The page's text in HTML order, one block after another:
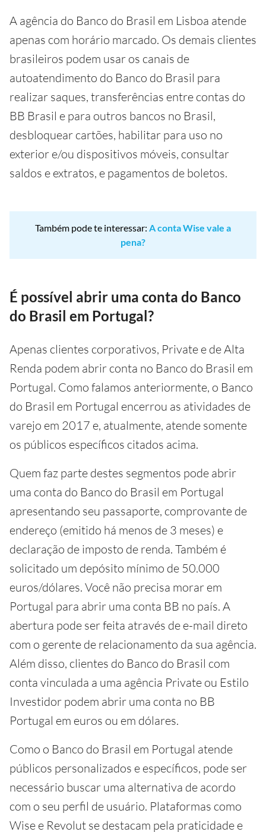
A agência do Banco do Brasil em Lisboa atende
apenas com horário marcado. Os demais clientes
brasileiros podem usar os canais de
autoatendimento do Banco do Brasil para
realizar saques, transferências entre contas do
BB Brasil e para outros bancos no Brasil,
desbloquear cartões, habilitar para uso no
exterior e/ou dispositivos móveis, consultar
saldos e extratos, e pagamentos de boletos.
Também pode te interessar: A conta Wise vale a
pena?
É possível abrir uma conta do Banco
do Brasil em Portugal?
Apenas clientes corporativos, Private e de Alta
Renda podem abrir conta no Banco do Brasil em
Portugal. Como falamos anteriormente, o Banco
do Brasil em Portugal encerrou as atividades de
varejo em 2017 e, atualmente, atende somente
os públicos específicos citados acima.
Quem faz parte destes segmentos pode abrir
uma conta do Banco do Brasil em Portugal
apresentando seu passaporte, comprovante de
endereço (emitido há menos de 3 meses) e
declaração de imposto de renda. Também é
solicitado um depósito mínimo de 50.000
euros/dólares. Você não precisa morar em
Portugal para abrir uma conta BB no país. A
abertura pode ser feita através de e-mail direto
com o gerente de relacionamento da sua agência.
Além disso, clientes do Banco do Brasil com
conta vinculada a uma agência Private ou Estilo
Investidor podem abrir uma conta no BB
Portugal em euros ou em dólares.
Como o Banco do Brasil em Portugal atende
públicos personalizados e específicos, pode ser
necessário buscar uma alternativa de acordo
com o seu perfil de usuário. Plataformas como
Wise e Revolut se destacam pela praticidade e